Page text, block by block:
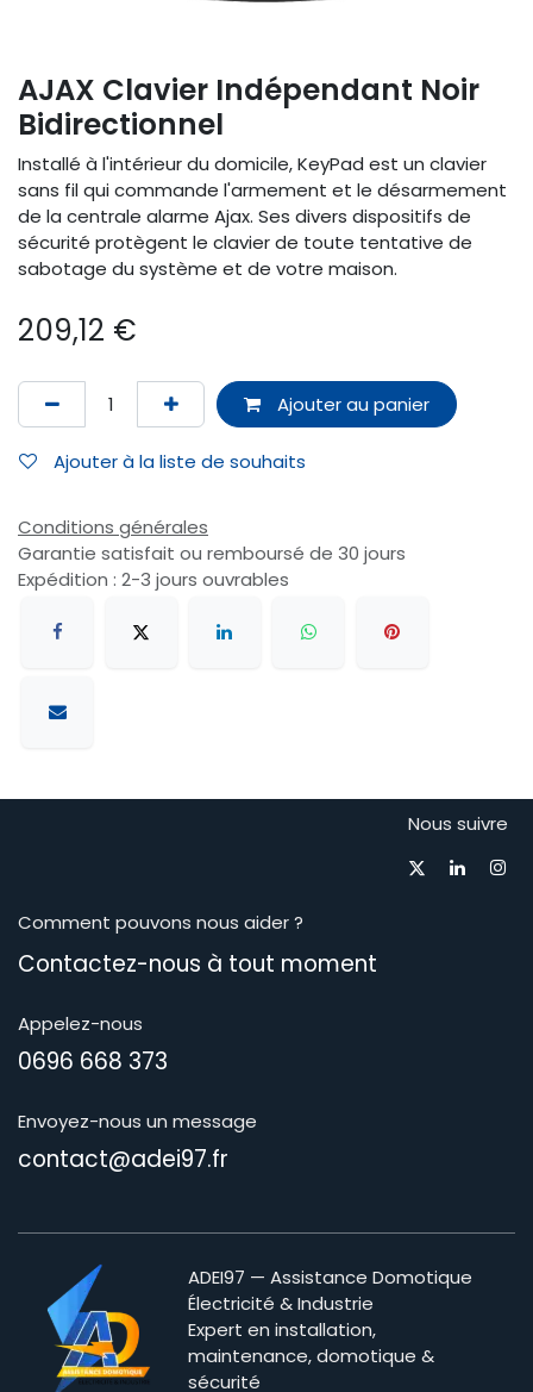
AJAX Clavier Indépendant Noir
Bidirectionnel
Installé à l'intérieur du domicile, KeyPad est un clavier
sans fil qui commande l'armement et le désarmement
de la centrale alarme Ajax. Ses divers dispositifs de
sécurité protègent le clavier de toute tentative de
sabotage du système et de votre maison.
209,12 €
Ajouter au panier
Ajouter à la liste de souhaits
Conditions générales
Garantie satisfait ou remboursé de 30 jours
Expédition : 2-3 jours ouvrables
Nous suivre
Comment pouvons nous aider ?
Contactez-nous à tout moment​
Appelez-nous
0696 668 373
Envoyez-nous un message
contact@adei97.fr
ADEI97 — Assistance Domotique
Électricité & Industrie
Expert en installation,
maintenance, domotique &
sécurité